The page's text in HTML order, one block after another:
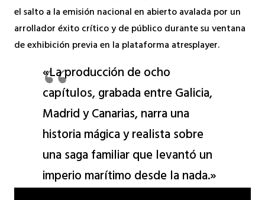
el salto a la emisión nacional en abierto avalada por un
arrollador éxito crítico y de público durante su ventana
de exhibición previa en la plataforma atresplayer.
«La producción de ocho
capítulos, grabada entre Galicia,
Madrid y Canarias, narra una
historia mágica y realista sobre
una saga familiar que levantó un
imperio marítimo desde la nada.»